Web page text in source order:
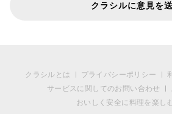
クラシルに意見を
クラシルとは プライバシーポリシー
サービスに関してのお問い合わせ
おいしく安全に料理を楽し